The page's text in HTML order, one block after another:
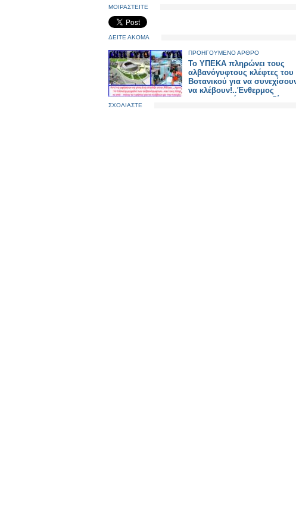
ΜΟΙΡΑΣΤΕΙΤΕ
ΔΕΙΤΕ ΑΚΟΜΑ
ΠΡΟΗΓΟΥΜΕΝΟ ΑΡΘΡΟ
Το ΥΠΕΚΑ πληρώνει τους
αλβανόγυφτους κλέφτες του
Βοτανικού για να
να κλέβουν!..Ένθερμος
υποστηρικτής του σχεδίου ο
ΣΧΟΛΙΑΣΤΕ